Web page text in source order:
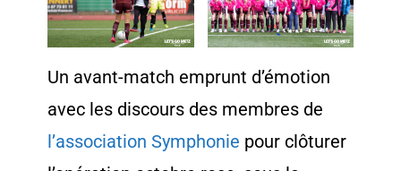
Un avant-match emprunt d’émotion
avec les discours des membres de
l’association Symphonie pour clôturer